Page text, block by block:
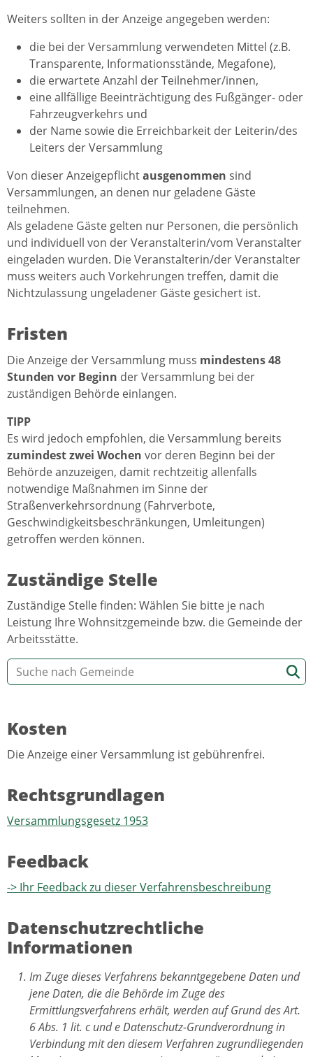
Weiters sollten in der Anzeige angegeben werden:
die bei der Versammlung verwendeten Mittel (z.B.
Transparente, Informationsstände, Megafone),
die erwartete Anzahl der Teilnehmer/innen,
eine allfällige Beeinträchtigung des Fußgänger- oder
Fahrzeugverkehrs und
der Name sowie die Erreichbarkeit der Leiterin/des
Leiters der Versammlung
Von dieser Anzeigepflichtausgenommen sind
Versammlungen, an denen nur geladene Gäste
teilnehmen.
Als geladene Gäste gelten nur Personen, die persönlich
und individuell von der Veranstalterin/vom Veranstalter
eingeladen wurden. Die Veranstalterin/der Veranstalter
muss weiters auch Vorkehrungen treffen, damit die
Nichtzulassung ungeladener Gäste gesichert ist.
Fristen
Die Anzeige der Versammlung muss mindestens 48
Stunden vor Beginn der Versammlung bei der
zuständigen Behörde einlangen.
TIPP
Es wird jedoch empfohlen, die Versammlung bereits
zumindest zwei Wochen vor deren Beginn bei der
Behörde anzuzeigen, damit rechtzeitig allenfalls
notwendige Maßnahmen im Sinne der
Straßenverkehrsordnung (Fahrverbote,
Geschwindigkeitsbeschränkungen, Umleitungen)
getroffen werden können.
Zuständige Stelle
Zuständige Stelle finden: Wählen Sie bitte je nach
Leistung Ihre Wohnsitzgemeinde bzw. die Gemeinde der
Arbeitsstätte.
Kosten
Die Anzeige einer Versammlung ist gebührenfrei.
Rechtsgrundlagen
Versammlungsgesetz 1953
Feedback
-> Ihr Feedback zu dieser Verfahrensbeschreibung
Datenschutzrechtliche
Informationen
Im Zuge dieses Verfahrens bekanntgegebene Daten und
jene Daten, die die Behörde im Zuge des
Ermittlungsverfahrens erhält, werden auf Grund des Art.
6 Abs. 1 lit. c und e Datenschutz-Grundverordnung in
Verbindung mit den diesem Verfahren zugrundliegenden